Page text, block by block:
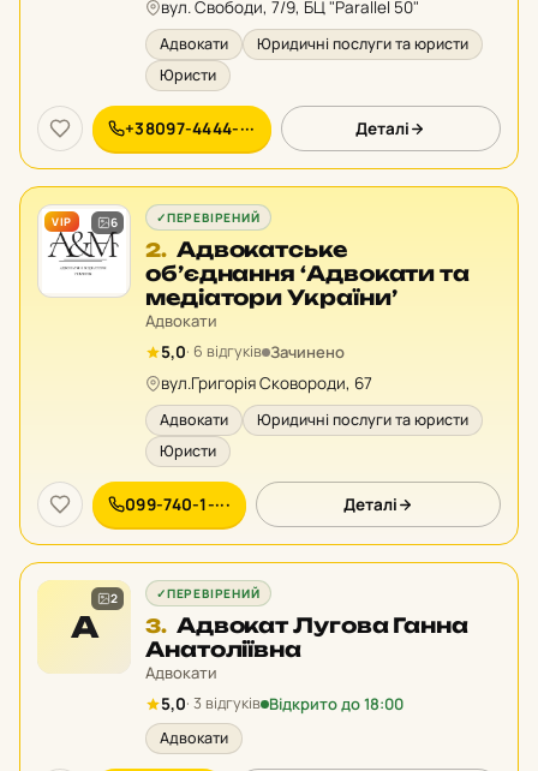
вул. Свободи, 7/9, БЦ "Parallel 50"
Адвокати
Юридичні послуги та юристи
Юристи
+38097-4444-··· Деталі
VIP 6 ✓ПЕРЕВІРЕНИЙ
2. Місце
2
у
рейтингу:
Адвокатське
об’єднання ‘Адвокати та
медіатори України’
Адвокати
5,0· 6 відгуків Зачинено
вул.Григорія Сковороди, 67
Адвокати
Юридичні послуги та юристи
Юристи
099-740-1-··· Деталі
А
2 ✓ПЕРЕВІРЕНИЙ
3. Місце
3
у
рейтингу:
Адвокат Лугова Ганна
Анатоліївна
Адвокати
5,0· 3 відгуків Відкрито до 18:00
Адвокати